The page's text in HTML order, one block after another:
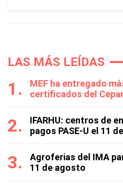
LAS MÁS LEÍDAS
MEF ha entregado
certificados del
IFARHU: centros de
pagos PASE-U el 11
Agroferias del IMA
11 de agosto